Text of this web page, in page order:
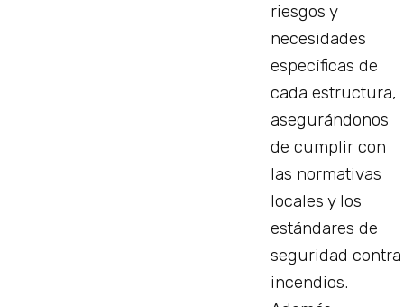
riesgos y
necesidades
específicas de
cada estructura,
asegurándonos
de cumplir con
las normativas
locales y los
estándares de
seguridad contra
incendios.